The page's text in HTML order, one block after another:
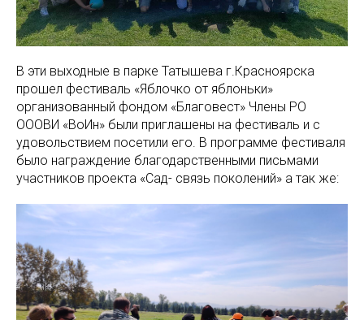
В эти выходные в парке Татышева г.Красноярска
прошел фестиваль «Яблочко от яблоньки»
организованный фондом «Благовест» Члены РО
ОООВИ «ВоИн» были приглашены на фестиваль и с
удовольствием посетили его. В программе фестиваля
было награждение благодарственными письмами
участников проекта «Сад- связь поколений» а так же: